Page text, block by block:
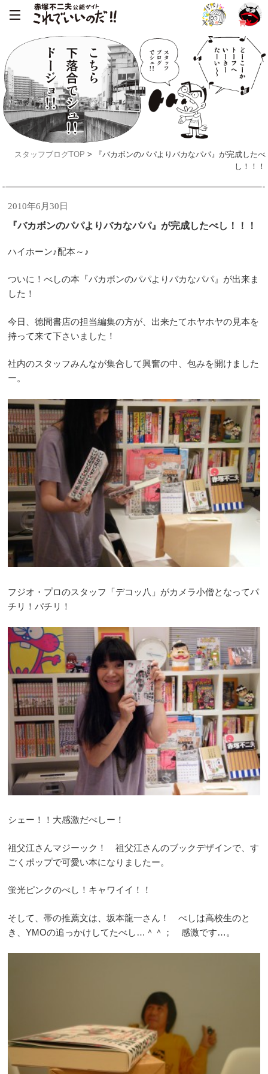
スタッフブログTOP > 『バカボンのパパよりバカなパパ』が完成したべ
し！！！
2010年6月30日
『バカボンのパパよりバカなパパ』が完成したべし！！！
ハイホーン♪配本～♪
ついに！べしの本『バカボンのパパよりバカなパパ』が出来ま
した！
今日、徳間書店の担当編集の方が、出来たてホヤホヤの見本を
持って来て下さいました！
社内のスタッフみんなが集合して興奮の中、包みを開けました
ー。
フジオ・プロのスタッフ「デコッ八」がカメラ小僧となってパ
チリ！パチリ！
シェー！！大感激だべしー！
祖父江さんマジーック！ 祖父江さんのブックデザインで、す
ごくポップで可愛い本になりましたー。
蛍光ピンクのべし！キャワイイ！！
そして、帯の推薦文は、坂本龍一さん！ べしは高校生のと
き、YMOの追っかけしてたべし…＾＾； 感激です…。